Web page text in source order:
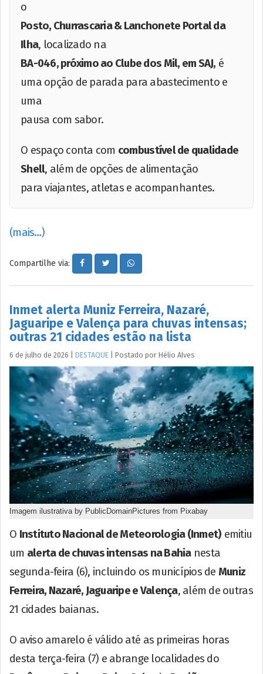
o
Posto, Churrascaria & Lanchonete Portal da
Ilha, localizado na
BA-046, próximo ao Clube dos Mil, em SAJ, é
uma opção de parada para abastecimento e
uma
pausa com sabor.
O espaço conta com combustível de qualidade
Shell, além de opções de alimentação
para viajantes, atletas e acompanhantes.
(mais…)
Compartilhe via:
Inmet alerta Muniz Ferreira, Nazaré,
Jaguaripe e Valença para chuvas intensas;
outras 21 cidades estão na lista
6 de julho de 2026 DESTAQUE Postado por Hélio Alves
Imagem ilustrativa by PublicDomainPictures from Pixabay
O Instituto Nacional de Meteorologia (Inmet) emitiu
um alerta de chuvas intensas na Bahianesta
segunda-feira (6), incluindo os municípios de Muniz
Ferreira, Nazaré, Jaguaripe e Valença, além de outras
21 cidades baianas.
O aviso amarelo é válido até as primeiras horas
desta terça-feira (7) e abrange localidades do